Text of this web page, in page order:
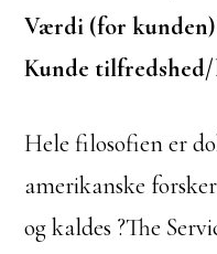
Værdi (for kunden)
Kunde
Hele filosofien er
amerikanske
og kaldes ?The